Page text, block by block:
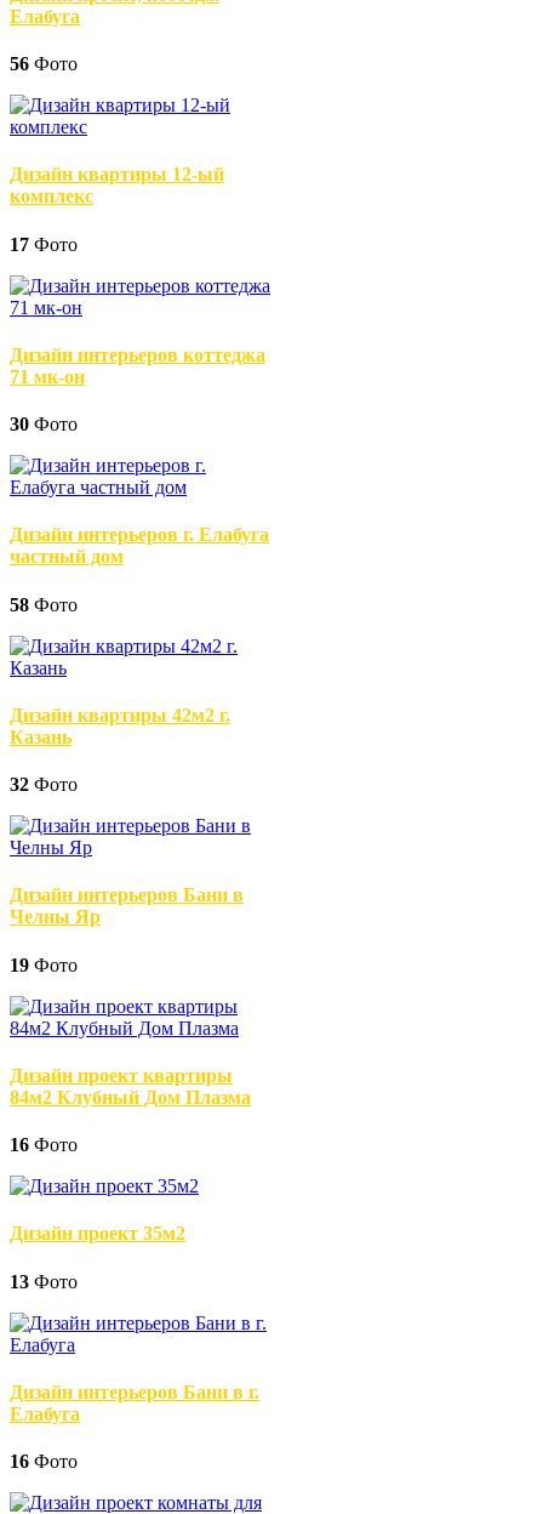
Елабуга
56 Фото
Дизайн квартиры 12-ый
комплекс
17 Фото
Дизайн интерьеров коттеджа
71 мк-он
30 Фото
Дизайн интерьеров г. Елабуга
частный дом
58 Фото
Дизайн квартиры 42м2 г.
Казань
32 Фото
Дизайн интерьеров Бани в
Челны Яр
19 Фото
Дизайн проект квартиры
84м2 Клубный Дом Плазма
16 Фото
Дизайн проект 35м2
13 Фото
Дизайн интерьеров Бани в г.
Елабуга
16 Фото